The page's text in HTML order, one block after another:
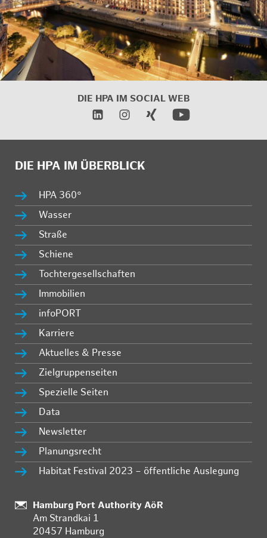
DIE HPA IM SOCIAL WEB
DIE HPA IM ÜBERBLICK
HPA 360°
Wasser
Straße
Schiene
Tochtergesellschaften
Immobilien
infoPORT
Karriere
Aktuelles & Presse
Zielgruppenseiten
Spezielle Seiten
Data
Newsletter
Planungsrecht
Habitat Festival 2023 – öffentliche Auslegung
:
Hamburg Port Authority AöR
Am Strandkai 1
20457 Hamburg